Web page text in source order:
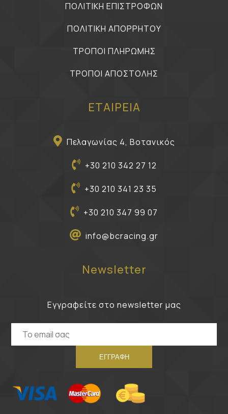
ΠΟΛΙΤΙΚΗ ΕΠΙΣΤΡΟΦΩΝ
ΠΟΛΙΤΙΚΗ ΑΠΟΡΡΗΤΟΥ
ΤΡΟΠΟΙ ΠΛΗΡΩΜΗΣ
ΤΡΟΠΟΙ ΑΠΟΣΤΟΛΗΣ
ΕΤΑΙΡΕΙΑ
Πελαγωνίας 4, Βοτανικός
+30 210 342 27 12
+30 210 341 23 35
+30 210 347 99 07
info@bcracing.gr
Newsletter
Εγγραφείτε στο newsletter μας